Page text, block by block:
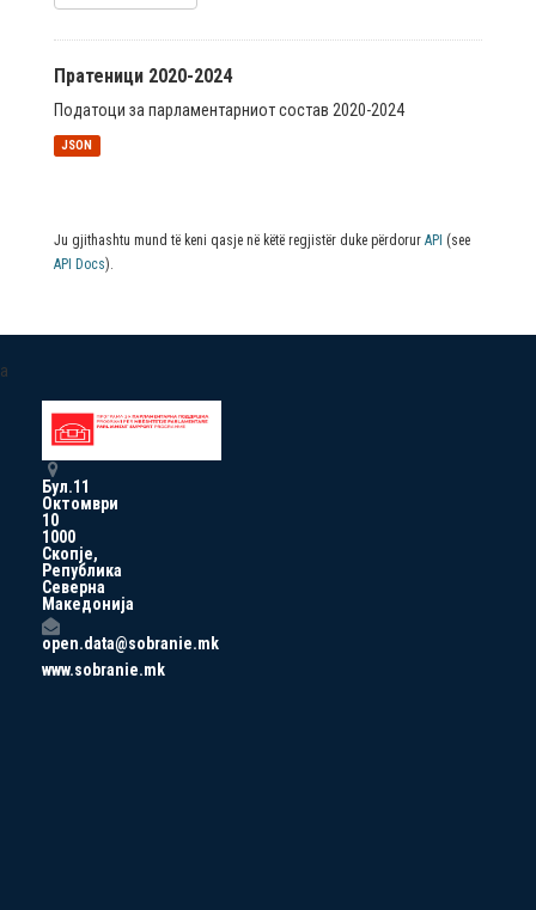
Пратеници 2020-2024
Податоци за парламентарниот состав 2020-2024
JSON
Ju gjithashtu mund të keni qasje në këtë regjistër duke përdorur API (see
API Docs).
a
Бул.11
Октомври
10
1000
Скопје,
Република
Северна
Македонија
open.data@sobranie.mk
www.sobranie.mk